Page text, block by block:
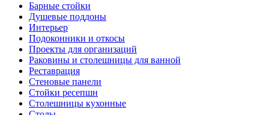
Барные стойки
Душевые поддоны
Интерьер
Подоконники и откосы
Проекты для организаций
Раковины и столешницы для ванной
Реставрация
Стеновые панели
Стойки ресепшн
Столешницы кухонные